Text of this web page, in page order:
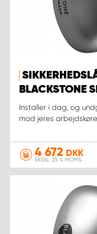
BLACKSTONE
Installer i dag, og
mod jeres
4 672 DKK
EKSKL. 25 % MOMS